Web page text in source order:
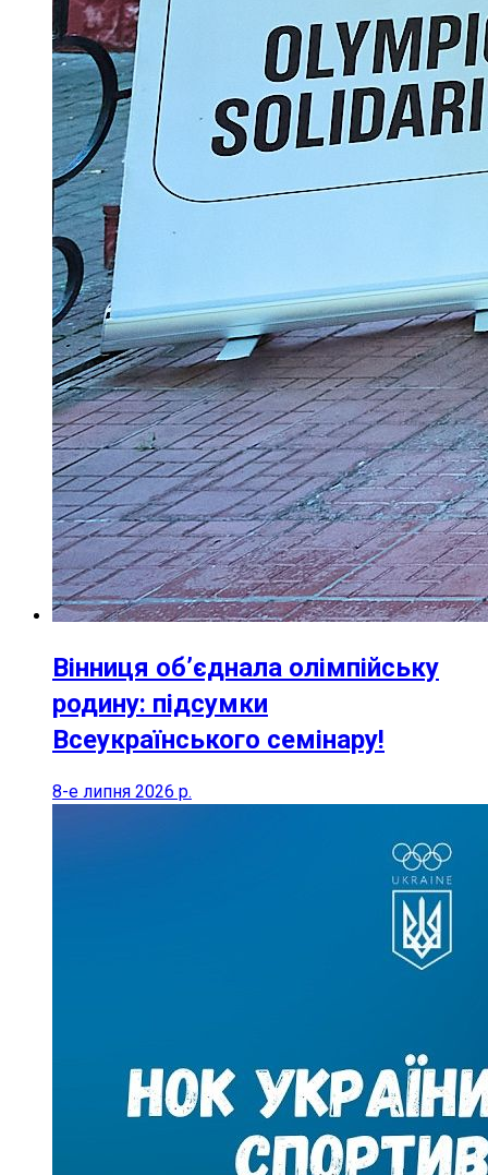
Вінниця об’єднала олімпійську
родину: підсумки
Всеукраїнського семінару!
8-е липня 2026 р.